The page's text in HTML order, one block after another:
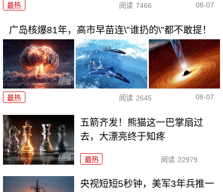
最热 阅读 7466 08-07
广岛核爆81年，高市早苗连\"谁扔的\"都不敢提！
最热 阅读 2645 08-07
五箭齐发！熊猫这一巴掌扇过
去，大漂亮终于知疼
最热 阅读 22979
央视短短5秒钟，美军3年兵推一